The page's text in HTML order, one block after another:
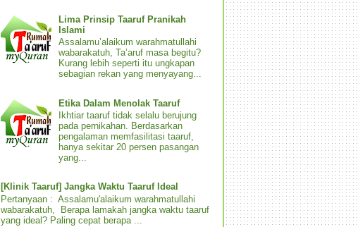
Lima Prinsip Taaruf Pranikah
Islami
Assalamu’alaikum warahmatullahi
wabarakatuh, Ta’aruf masa begitu?
Kurang lebih seperti itu ungkapan
sebagian rekan yang menyayang...
Etika Dalam Menolak Taaruf
Ikhtiar taaruf tidak selalu berujung
pada pernikahan. Berdasarkan
pengalaman memfasilitasi taaruf,
hanya sekitar 20 persen pasangan
yang...
[Klinik Taaruf] Jangka Waktu Taaruf Ideal
Pertanyaan : Assalamu'alaikum warahmatullahi
wabarakatuh, Berapa lamakah jangka waktu taaruf
yang ideal? Paling cepat berapa ...